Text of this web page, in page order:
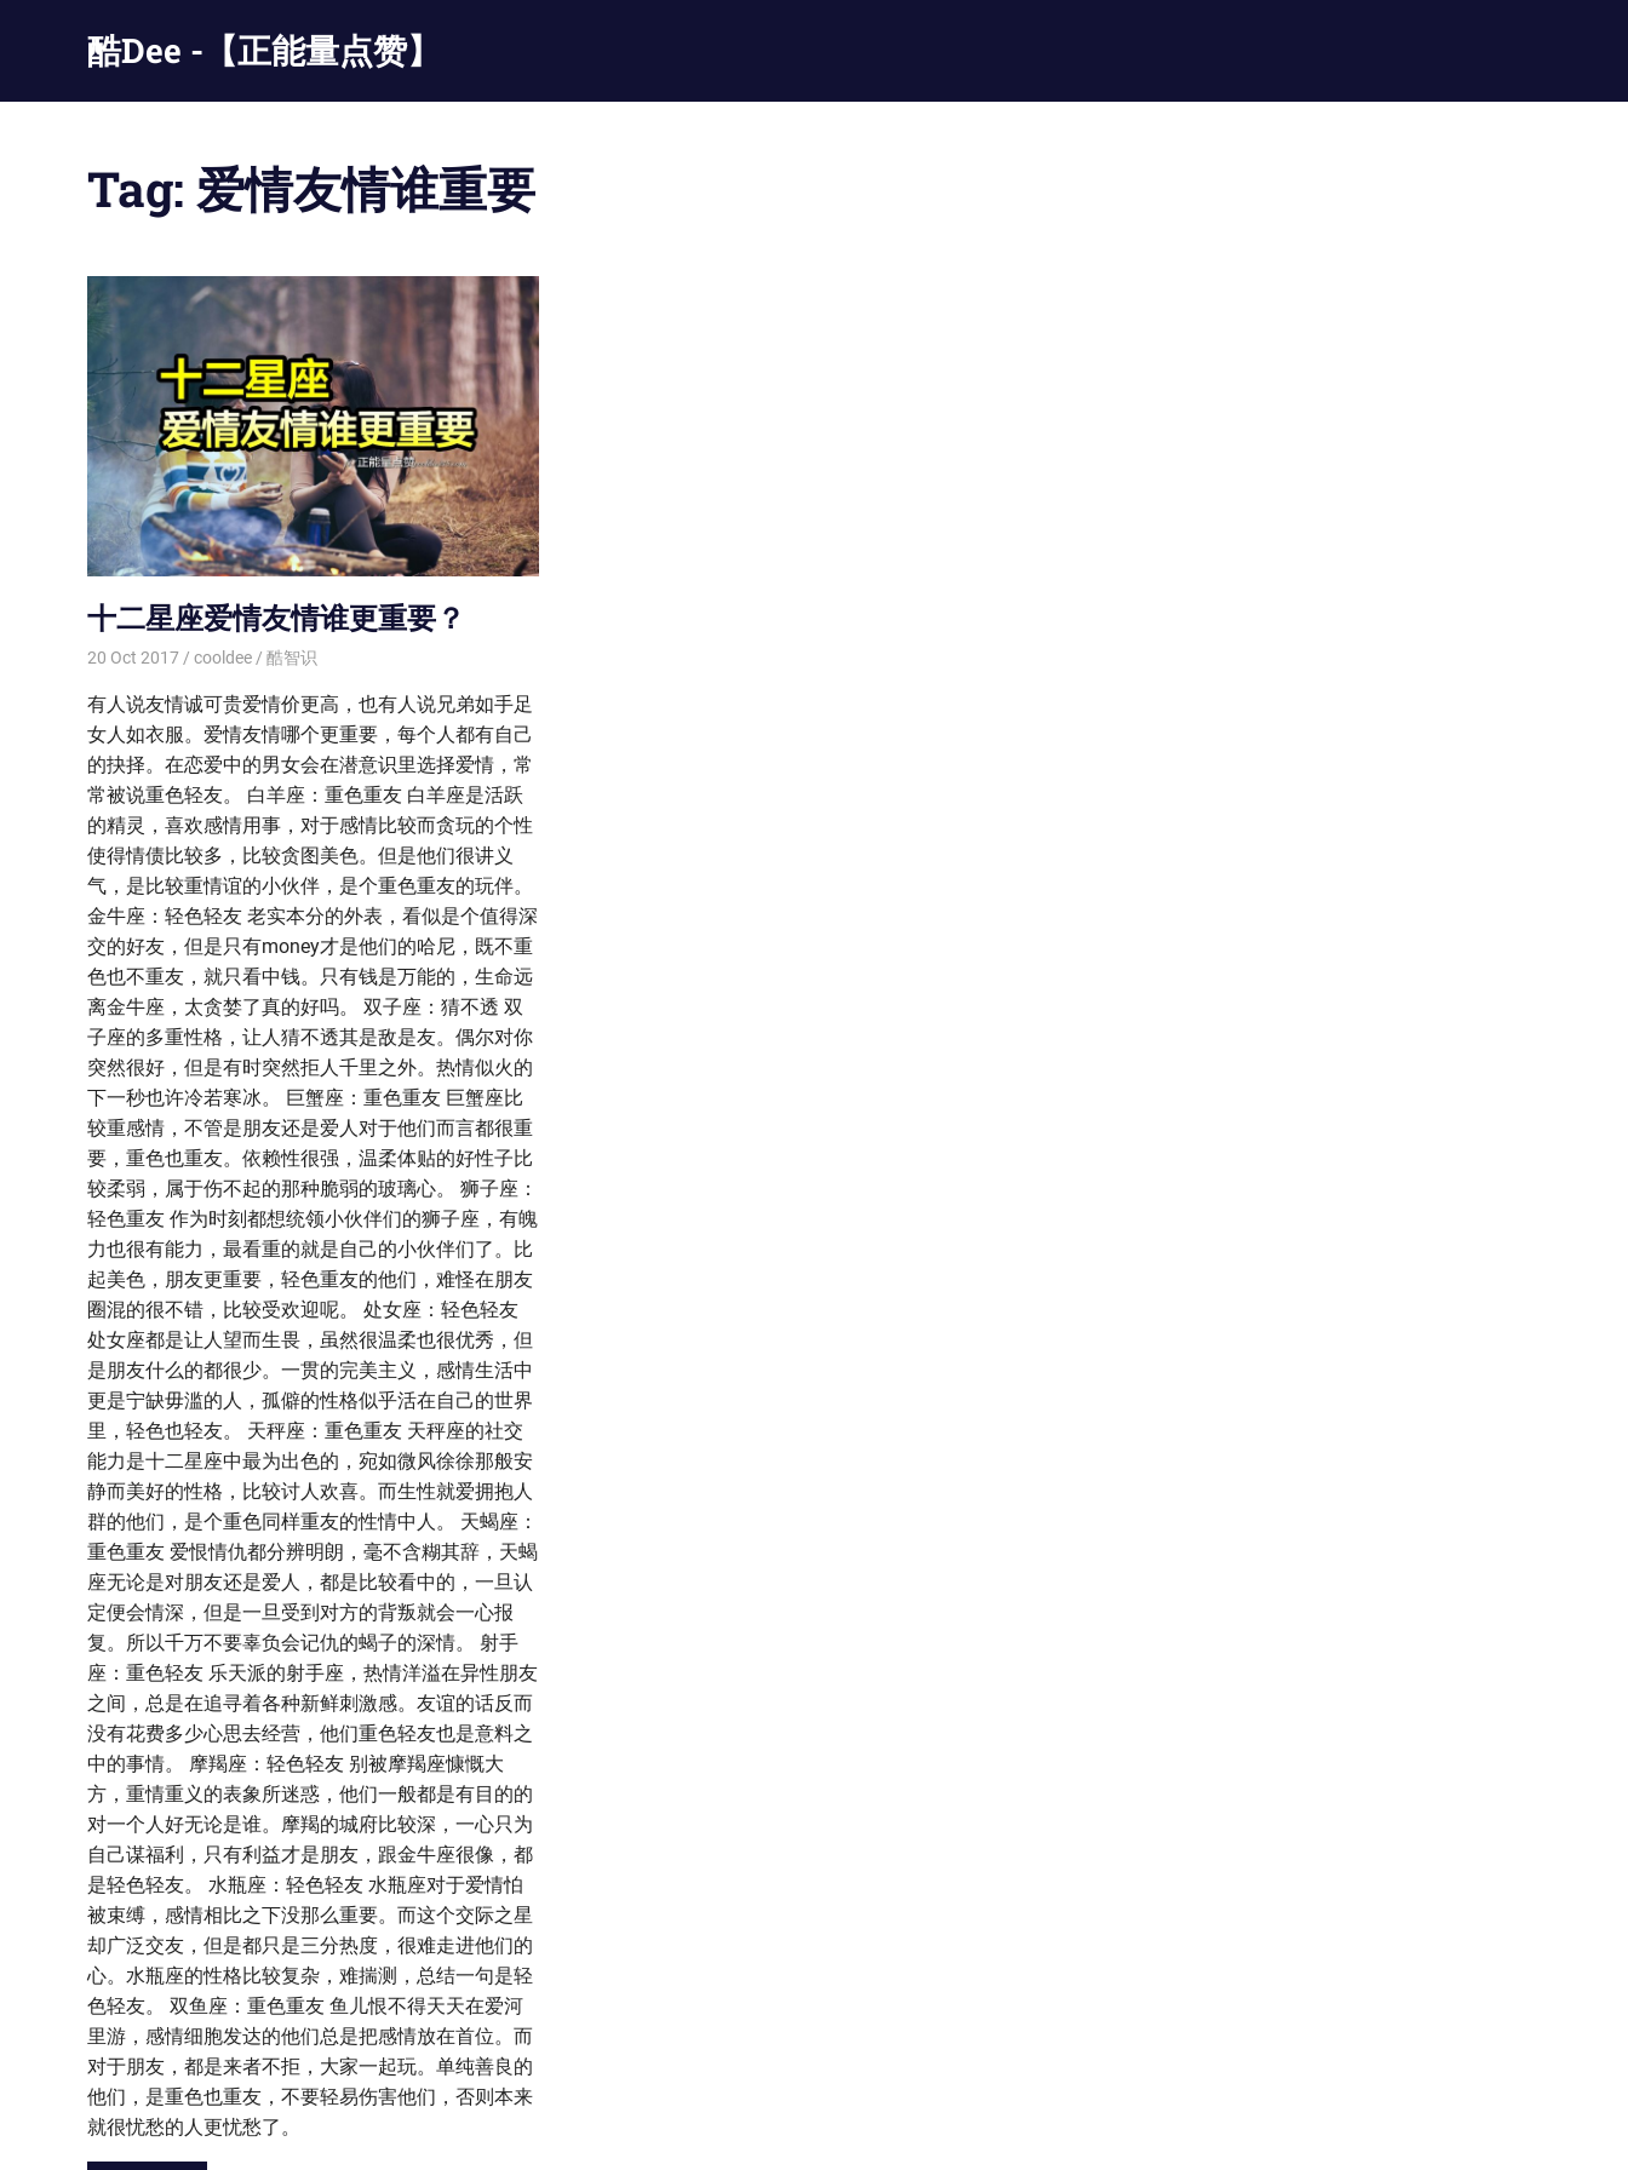
酷Dee -【正能量点赞】
酷
只
酷
Tag: 爱情友情谁重要
十二星座爱情友情谁更重要？
20 Oct 2017 cooldee 酷智识
有人说友情诚可贵爱情价更高，也有人说兄弟如手足
女人如衣服。爱情友情哪个更重要，每个人都有自己
的抉择。在恋爱中的男女会在潜意识里选择爱情，常
常被说重色轻友。 白羊座：重色重友 白羊座是活跃
的精灵，喜欢感情用事，对于感情比较而贪玩的个性
使得情债比较多，比较贪图美色。但是他们很讲义
气，是比较重情谊的小伙伴，是个重色重友的玩伴。
金牛座：轻色轻友 老实本分的外表，看似是个值得深
交的好友，但是只有money才是他们的哈尼，既不重
色也不重友，就只看中钱。只有钱是万能的，生命远
离金牛座，太贪婪了真的好吗。 双子座：猜不透 双
子座的多重性格，让人猜不透其是敌是友。偶尔对你
突然很好，但是有时突然拒人千里之外。热情似火的
下一秒也许冷若寒冰。 巨蟹座：重色重友 巨蟹座比
较重感情，不管是朋友还是爱人对于他们而言都很重
要，重色也重友。依赖性很强，温柔体贴的好性子比
较柔弱，属于伤不起的那种脆弱的玻璃心。 狮子座：
轻色重友 作为时刻都想统领小伙伴们的狮子座，有魄
力也很有能力，最看重的就是自己的小伙伴们了。比
起美色，朋友更重要，轻色重友的他们，难怪在朋友
圈混的很不错，比较受欢迎呢。 处女座：轻色轻友
处女座都是让人望而生畏，虽然很温柔也很优秀，但
是朋友什么的都很少。一贯的完美主义，感情生活中
更是宁缺毋滥的人，孤僻的性格似乎活在自己的世界
里，轻色也轻友。 天秤座：重色重友 天秤座的社交
能力是十二星座中最为出色的，宛如微风徐徐那般安
静而美好的性格，比较讨人欢喜。而生性就爱拥抱人
群的他们，是个重色同样重友的性情中人。 天蝎座：
重色重友 爱恨情仇都分辨明朗，毫不含糊其辞，天蝎
座无论是对朋友还是爱人，都是比较看中的，一旦认
定便会情深，但是一旦受到对方的背叛就会一心报
复。所以千万不要辜负会记仇的蝎子的深情。 射手
座：重色轻友 乐天派的射手座，热情洋溢在异性朋友
之间，总是在追寻着各种新鲜刺激感。友谊的话反而
没有花费多少心思去经营，他们重色轻友也是意料之
中的事情。 摩羯座：轻色轻友 别被摩羯座慷慨大
方，重情重义的表象所迷惑，他们一般都是有目的的
对一个人好无论是谁。摩羯的城府比较深，一心只为
自己谋福利，只有利益才是朋友，跟金牛座很像，都
是轻色轻友。 水瓶座：轻色轻友 水瓶座对于爱情怕
被束缚，感情相比之下没那么重要。而这个交际之星
却广泛交友，但是都只是三分热度，很难走进他们的
心。水瓶座的性格比较复杂，难揣测，总结一句是轻
色轻友。 双鱼座：重色重友 鱼儿恨不得天天在爱河
里游，感情细胞发达的他们总是把感情放在首位。而
对于朋友，都是来者不拒，大家一起玩。单纯善良的
他们，是重色也重友，不要轻易伤害他们，否则本来
就很忧愁的人更忧愁了。